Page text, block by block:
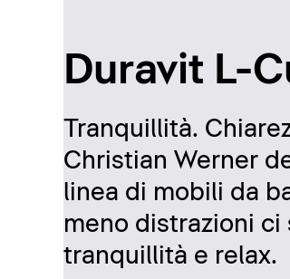
Duravit L-
Tranquillità.
Christian Werner
linea di mobili da
meno distrazioni
tranquillità e relax.